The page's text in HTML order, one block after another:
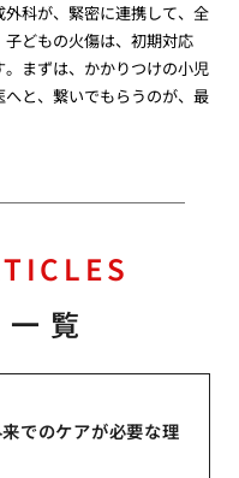
科が、緊密に連携して、全
どもの火傷は、初期対応
まずは、かかりつけの小児
と、繋いでもらうのが、最
覧
でのケアが必要な理